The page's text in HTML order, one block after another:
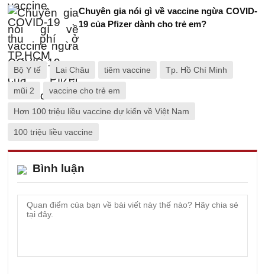
Chuyên gia nói gì về vaccine ngừa COVID-
19 của Pfizer dành cho trẻ em?
Bộ Y tế Lai Châu tiêm vaccine Tp. Hồ Chí Minh
mũi 2 vaccine cho trẻ em
Hơn 100 triệu liều vaccine dự kiến về Việt Nam
100 triệu liều vaccine
Bình luận